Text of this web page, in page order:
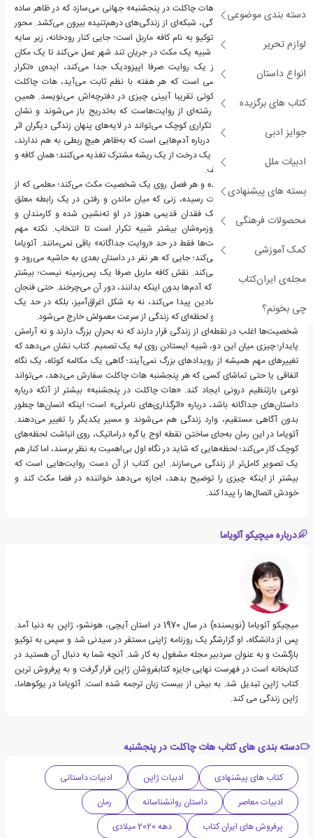
دسته بندی موضوعی
لوازم تحریر
انواع داستان
کتاب های برگزیده
جوایز ادبی
ادبیات ملل
بسته های پیشنهادی
محصولات فرهنگی
کمک آموزشی
مجله‌ی ایران‌کتاب
چی بخونم؟
میچیکو آئویاما در رمان «هات چاکلت در پنجشنبه» جهانی می‌سازد که در ظاهر ساده
است اما از دل همین سادگی، شبکه‌ای از زندگی‌های درهم‌تنیده بیرون می‌کشد. محور
داستان یک کافه دنج در توکیو به نام کافه ماربل است؛ جایی کنار رودخانه، زیر سایه
درختان گیلاس، که بیشتر شبیه یک مکث در جریان تند شهر عمل می‌کند تا یک مکان
واقعی. آن‌چه کتاب را از یک روایت صرفا اپیزودیک جدا می‌کند، ایده‌ی «تکرار
پنجشنبه‌ها» و زن ناشناسی است که هر هفته با نظم ثابت می‌آید، هات چاکلت
سفارش می‌دهد و در سکوتی تقریبا آیینی چیزی در دفترچه‌اش می‌نویسد. همین
الگوی ساده نقطه شروع رشته‌ای از روایت‌هاست که به‌تدریج باز می‌شوند و نشان
می‌دهند چگونه یک رفتار تکراری کوچک می‌تواند در لایه‌های پنهان زندگی دیگران اثر
بگذارد. متن در سطح اول درباره آدم‌هایی است که به‌ظاهر هیچ ربطی به هم ندارند،
اما در عمق مثل شاخه‌های یک درخت از یک ریشه مشترک تغذیه می‌کنند؛ همان کافه و
همان لحظه‌های کوتاه توقف.
زاویه دید مدام عوض شده و هر فصل روی یک شخصیت مکث می‌کند؛ معلمی که از
فرسودگی شغلی به سکوت رسیده، زنی که میان ماندن و رفتن در یک رابطه معلق
است، مردی که خاطره یک فقدان قدیمی هنوز در او ته‌نشین شده و کارمندان و
رهگذرهایی که زندگی روزمره‌شان بیشتر شبیه تکرار است تا انتخاب. نکته مهم
اینجاست که این شخصیت‌ها فقط در حد «روایت جداگانه» باقی نمی‌مانند. آئویاما
آن‌ها را وارد یک زنجیره می‌کند؛ جایی که هر نفر در داستان بعدی به حاشیه می‌رود و
زندگی دیگری را روشن می‌کند. نقش کافه ماربل صرفا یک پس‌زمینه نیست؛ بیشتر
شبیه یک گره مرکزی است که آدم‌ها بدون اینکه بدانند، دور آن می‌چرخند. حتی فنجان
هات چاکلت هم کارکرد نمادین پیدا می‌کند، نه به شکل اغراق‌آمیز، بلکه در حد یک
نشانه گرم از توقف، توجه و لحظه‌ای که زندگی از سرعت معمولش خارج می‌شود.
شخصیت‌ها اغلب در نقطه‌ای از زندگی قرار دارند که نه بحران بزرگ دارند و نه آرامش
پایدار؛ چیزی میان این دو، شبیه ایستادن روی لبه یک تصمیم. کتاب نشان می‌دهد که
تغییرهای مهم همیشه از رویدادهای بزرگ نمی‌آیند؛ گاهی یک مکالمه کوتاه، یک نگاه
اتفاقی یا حتی تماشای کسی که هر پنجشنبه هات چاکلت سفارش می‌دهد، می‌تواند
نوعی بازتنظیم درونی ایجاد کند. «هات چاکلت در پنجشنبه» بیشتر از آنکه درباره
داستان‌های جداگانه باشد، درباره «اثرگذاری‌های نامرئی» است؛ اینکه انسان‌ها چطور
بدون آگاهی مستقیم، وارد زندگی هم می‌شوند و مسیر یکدیگر را تغییر می‌دهند.
آئویاما در این رمان به‌جای ساختن نقطه اوج یا گره دراماتیک، روی انباشت لحظه‌های
کوچک کار می‌کند؛ لحظه‌هایی که شاید در نگاه اول بی‌اهمیت به نظر برسند، اما کنار هم
یک تصویر کامل‌تر از زندگی می‌سازند. این کتاب از آن دست روایت‌هایی است که
بیشتر از اینکه چیزی را توضیح بدهد، اجازه می‌دهد خواننده در فضا مکث کند و
خودش اتصال‌ها را پیدا کند.
درباره میچیکو آئویاما
میچیکو آئویاما (نویسنده) در سال 1970 در استان آیچی، هونشو، ژاپن به دنیا آمد.
پس از دانشگاه، او گزارشگر یک روزنامه ژاپنی مستقر در سیدنی شد و سپس به توکیو
بازگشت و به عنوان سردبیر مجله مشغول به کار شد. آنچه شما به دنبال آن هستید در
کتابخانه است در فهرست نهایی جایزه کتابفروشان ژاپن قرار گرفت و به پرفروش ترین
کتاب ژاپن تبدیل شد. به بیش از بیست زبان ترجمه شده است. آئویاما در یوکوهاما،
ژاپن زندگی می کند.
دسته بندی های کتاب هات چاکلت در پنجشنبه
کتاب های پیشنهادی ادبیات ژاپن
ادبیات داستانی
ادبیات معاصر
داستان روانشناسانه
رمان
پرفروش های ایران کتاب
دهه 2020 میلادی